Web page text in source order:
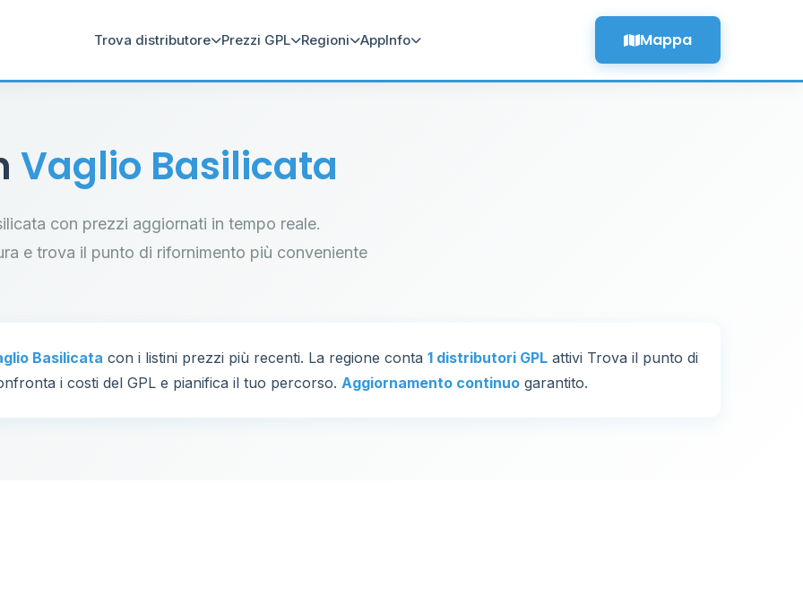
Trova distributore Prezzi GPL Regioni AppInfo Mappa
Vaglio Basilicata
con prezzi aggiornati in tempo reale.
e trova il punto di rifornimento più conveniente
Basilicata con i listini prezzi più recenti. La regione conta 1 distributori GPL attivi Trova il punto di
i costi del GPL e pianifica il tuo percorso. Aggiornamento continuo garantito.